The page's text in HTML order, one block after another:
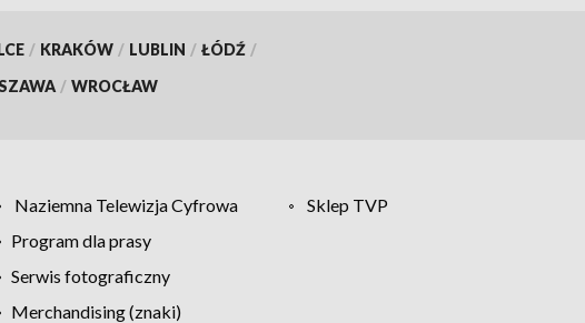
/ KRAKÓW / LUBLIN / ŁÓDŹ /
/ WROCŁAW
Naziemna Telewizja Cyfrowa
Sklep TVP
Program dla prasy
Serwis fotograficzny
Merchandising (znaki)